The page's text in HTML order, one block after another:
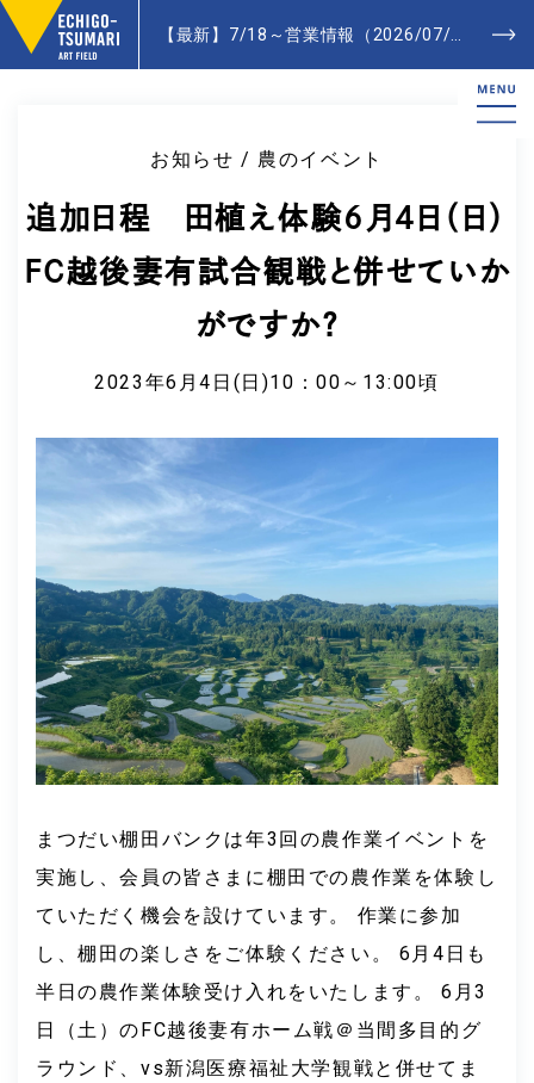
【最新】7/18～営業情報（2026/07/20更新）- Latest News
お知らせ / 農のイベント
追加日程 田植え体験6月4日（日）
FC越後妻有試合観戦と併せていか
がですか？
2023年6月4日(日)10：00～13:00頃
まつだい棚田バンクは年3回の農作業イベントを
実施し、会員の皆さまに棚田での農作業を体験し
ていただく機会を設けています。 作業に参加
し、棚田の楽しさをご体験ください。 6月4日も
半日の農作業体験受け入れをいたします。 6月3
日（土）のFC越後妻有ホーム戦＠当間多目的グ
ラウンド、vs新潟医療福祉大学観戦と併せてま